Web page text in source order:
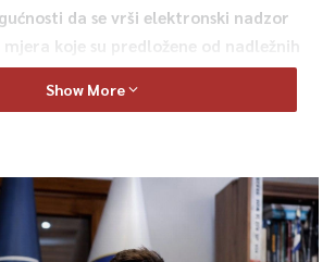
da se vrši elektronski nadzor
koje su predložene od nadležnih
patrola i dikretnu zaštitu u trenutku
zaista da se planiraju sredstva i da se
kako bismo pokušali barem i na ovaj
Show More